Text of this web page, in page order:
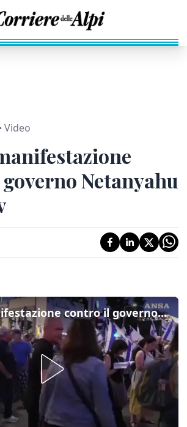
Video
Netanyahu
Israele, manifestazione contro il governo Netanyahu a Tel Aviv